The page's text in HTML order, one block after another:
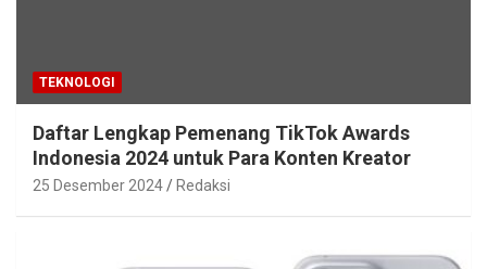
TEKNOLOGI
Daftar Lengkap Pemenang TikTok Awards
Indonesia 2024 untuk Para Konten Kreator
25 Desember 2024 Redaksi